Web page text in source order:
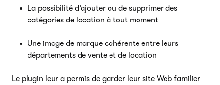
La possibilité d’ajouter ou de supprimer des
catégories de location à tout moment
Une image de marque cohérente entre leurs
départements de vente et de location
Le plugin leur a permis de garder leur site Web familier